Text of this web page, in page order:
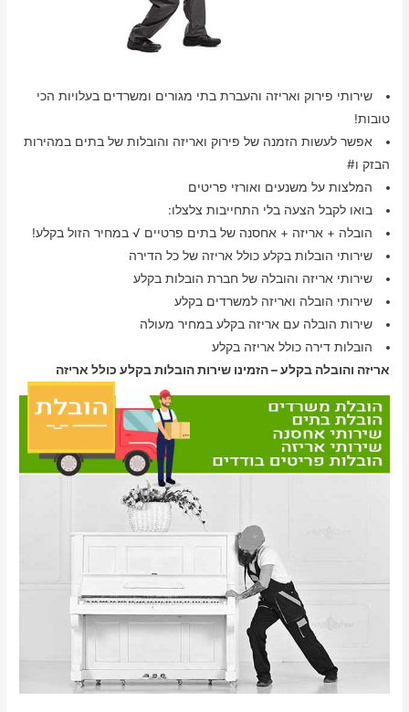
שירותי פירוק ואריזה והעברת בתי מגורים ומשרדים בעלויות הכי
טובות!
אפשר לעשות הזמנה של פירוק ואריזה והובלות של בתים במהירות
הבזק ו#
המלצות על משנעים ואורזי פריטים
בואו לקבל הצעה בלי התחייבות צלצלו:
הובלה + אריזה + אחסנה של בתים פרטיים √ במחיר הזול בקלע!
שירותי הובלות בקלע כולל אריזה של כל הדירה
שירותי אריזה והובלה של חברת הובלות בקלע
שירותי הובלה ואריזה למשרדים בקלע
שירות הובלה עם אריזה בקלע במחיר מעולה
הובלות דירה כולל אריזה בקלע
אריזה והובלה בקלע – הזמינו שירות הובלות בקלע כולל אריזה